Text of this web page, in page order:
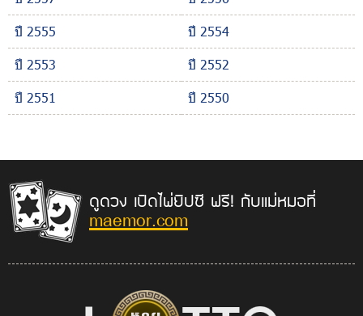
ปี 2555
ปี 2554
ปี 2553
ปี 2552
ปี 2551
ปี 2550
ดูดวง เปิดไพ่ยิปซี ฟรี! กับแม่หมอที่
maemor.com